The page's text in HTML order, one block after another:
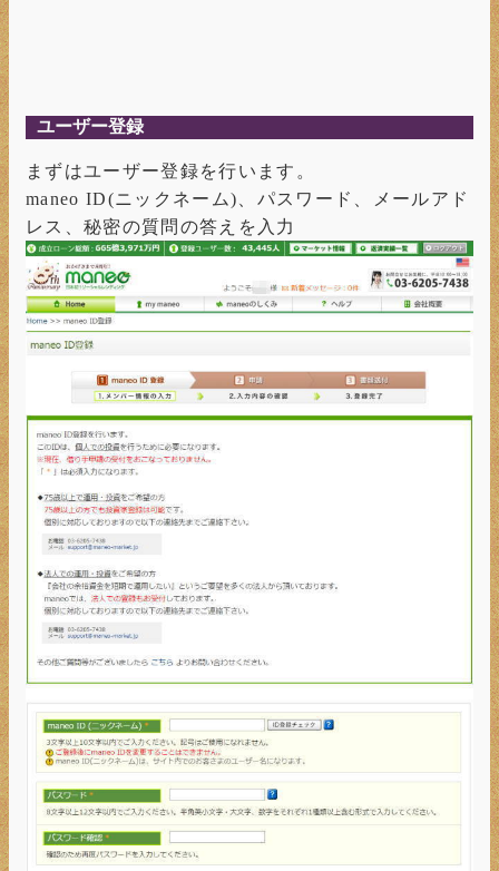
ユーザー登録
まずはユーザー登録を行います。
maneo ID(ニックネーム)、パスワード、メールアド
レス、秘密の質問の答えを入力